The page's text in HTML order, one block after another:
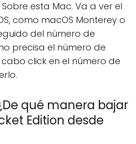
esta Mac. Va a ver el
como macOS Monterey o
del número de
precisa el número de
click en el número de
qué manera bajar
Edition desde